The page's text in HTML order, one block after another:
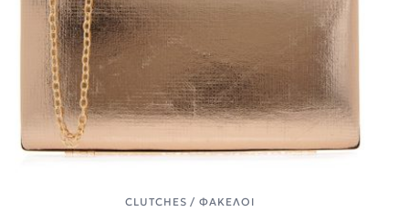
CLUTCHES / ΦΆΚΕΛΟΙ